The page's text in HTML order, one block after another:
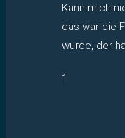
Kann mich
das war die
wurde, der
1